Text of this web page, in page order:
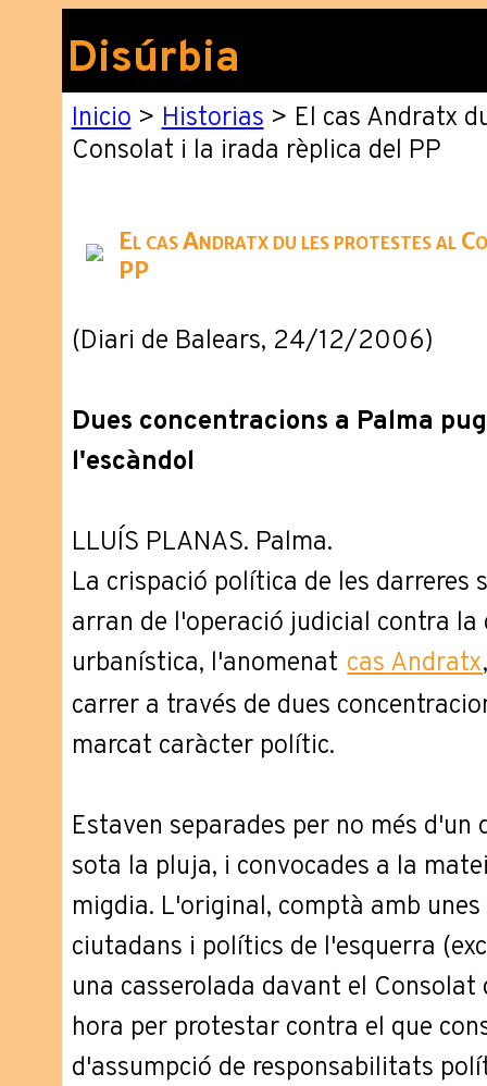
Disúrbia
Inicio>Historias> El cas Andratx
Consolat i la irada rèplica del PP
El cas Andratx du les protestes al
PP
(Diari de Balears, 24/12/2006)
Dues concentracions a Palma
l'escàndol
LLUÍS PLANAS. Palma.
La crispació política de les darreres
arran de l'operació judicial contra
urbanística, l'anomenat cas Andratx
carrer a través de dues
marcat caràcter polític.
Estaven separades per no més
sota la pluja, i convocades a la
migdia. L'original, comptà amb
ciutadans i polítics de l'esquerra
una casserolada davant el
hora per protestar contra el que
d'assumpció de responsabilitats